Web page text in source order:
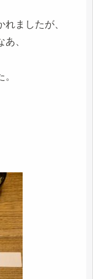
ましたが、
、